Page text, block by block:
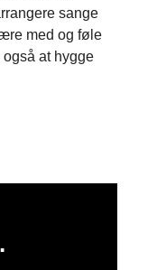
sange
med og føle
at hygge